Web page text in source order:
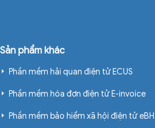
Sản phẩm khác
Phần mềm hải quan điện tử ECUS
Phần mềm hóa đơn điện tử E-invoice
Phần mềm bảo hiểm xã hội điện tử eBH